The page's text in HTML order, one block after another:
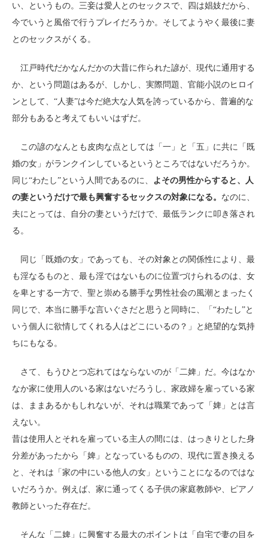
い、というもの。三妾は愛人とのセックスで、四は娼妓だから、
今でいうと風俗で行うプレイだろうか。そしてようやく最後に妻
とのセックスがくる。
江戸時代だかなんだかの大昔に作られた諺が、現代に通用する
か、という問題はあるが、しかし、実際問題、官能小説のヒロイ
ンとして、“人妻”は今だ絶大な人気を誇っているから、普遍的な
部分もあると考えてもいいはずだ。
この諺のなんとも皮肉な点としては「一」と「五」に共に「既
婚の女」がランクインしているというところではないだろうか。
同じ“わたし”という人間であるのに、
よその男性からすると、人
の妻というだけで最も興奮するセックスの対象になる。 なのに、
夫にとっては、自分の妻というだけで、最低ランクに叩き落され
る。
同じ「既婚の女」であっても、その対象との関係性により、最
も淫なるものと、最も淫ではないものに位置づけられるのは、女
を卑とする一方で、聖と崇める勝手な男性社会の風潮とまったく
同じで、本当に勝手な言いぐさだと思うと同時に、「“わたし”と
いう個人に欲情してくれる人はどこにいるの？」と絶望的な気持
ちにもなる。
さて、もうひとつ忘れてはならないのが「二婢」だ。今はなか
なか家に使用人のいる家はないだろうし、家政婦を雇っている家
は、ままあるかもしれないが、それは職業であって「婢」とは言
えない。
昔は使用人とそれを雇っている主人の間には、はっきりとした身
分差があったから「婢」となっているものの、現代に置き換える
と、それは「家の中にいる他人の女」ということになるのではな
いだろうか。例えば、家に通ってくる子供の家庭教師や、ピアノ
教師といった存在だ。
そんな「二婢」に興奮する最大のポイントは「自宅で妻の目を